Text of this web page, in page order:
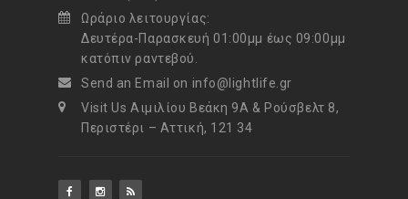
Ωράριο λειτουργίας:
Δευτέρα-Παρασκευή 01:00μμ έως 09:00μμ
κατόπιν ραντεβού.
Send an Email on info@lightlife.gr
Visit Us Αιμιλίου Βεάκη 9Α & Ρούσβελτ 8,
Περιστέρι – Αττική, 121 34